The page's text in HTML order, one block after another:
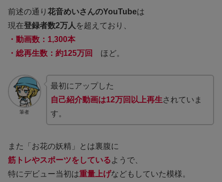
前述の通り 花音めいさんのYouTubeは
現在登録者数2万人を超えており、
・動画数：1,300本
・総再生数：約125万回
ほど。
筆者
最初にアップした
自己紹介動画は12万回以上再生されていま
す。
また「お花の妖精」とは裏腹に
筋トレやスポーツをしているようで、
特にデビュー当初は重量上げなどもしていた模様。